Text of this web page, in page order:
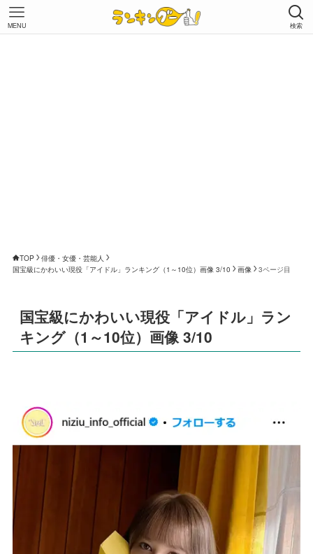
検索
MENU
TOP
俳優・女優・芸能人
国宝級にかわいい現役「アイドル」ランキング（1～10位）画像 3/10
画像 3ページ目
国宝級にかわいい現役「アイドル」ラン
キング（1～10位）画像 3/10